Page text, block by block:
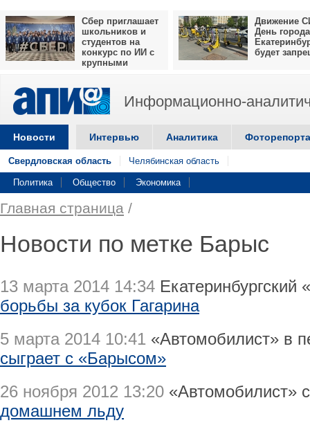
Сбер приглашает
школьников и
студентов на
конкурс по ИИ с
крупными
Движение
День города
будет
Информационно-
Новости Интервью Аналитика
Свердловская область Челябинская область
Политика Общество Экономика
Главная страница /
Новости по метке Барыс
13 марта 2014 14:34
борьбы за кубок Гагарина
5 марта 2014 10:41 «Автомобилист» в
сыграет с «Барысом»
26 ноября 2012 13:20 «Автомобилист»
домашнем льду